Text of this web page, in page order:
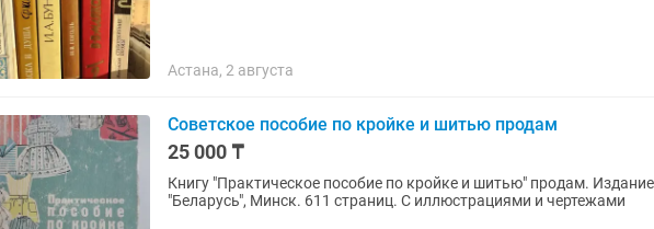
Астана, 2 августа
Советское пособие по кройке и шитью продам
25 000 ₸
Книгу "Практическое пособие по кройке и шитью" продам.
"Беларусь", Минск. 611 страниц. С иллюстрациями и чертежами